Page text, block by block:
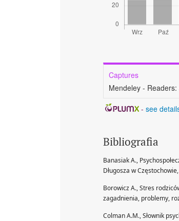
Captures
Mendeley - Readers:
- see
Bibliografia
Banasiak A.,
Długosza w
Borowicz A., Stres
zagadnienia, problemy,
Colman A.M., Słownik